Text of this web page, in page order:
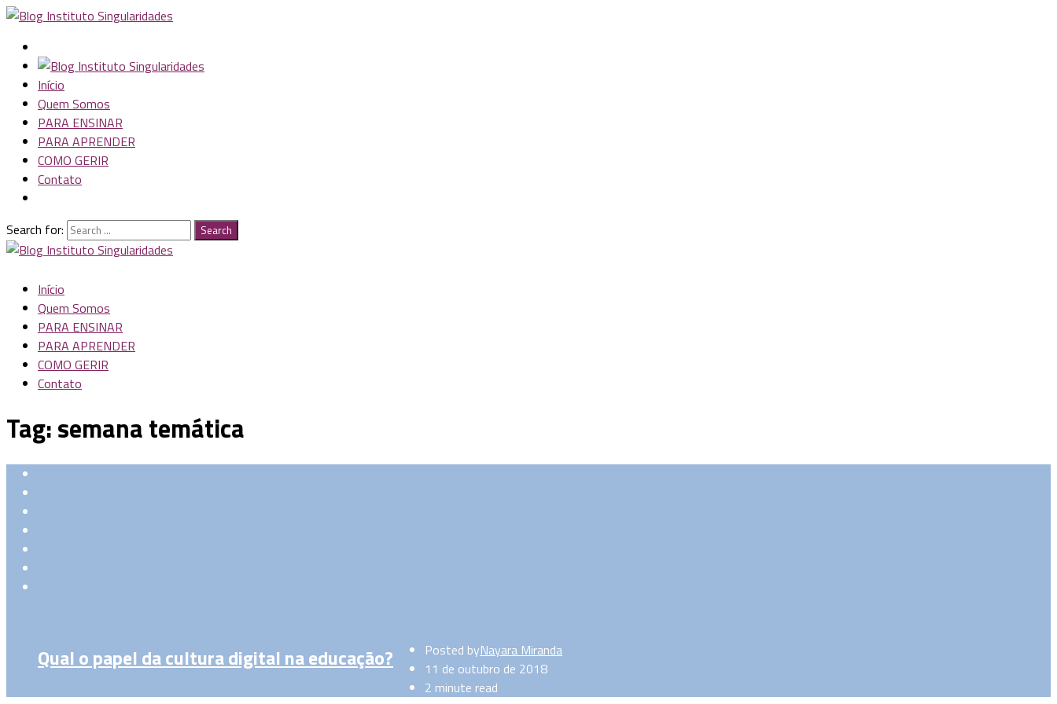
Início
Quem Somos
PARA ENSINAR
PARA APRENDER
COMO GERIR
Contato
Search for: Search
Início
Quem Somos
PARA ENSINAR
PARA APRENDER
COMO GERIR
Contato
Tag:semana temática
Qual o papel da cultura digital na educação? Posted byNayara Miranda
11 de outubro de 2018
2 minute read